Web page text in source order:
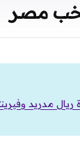
مصر
ريال مدريد